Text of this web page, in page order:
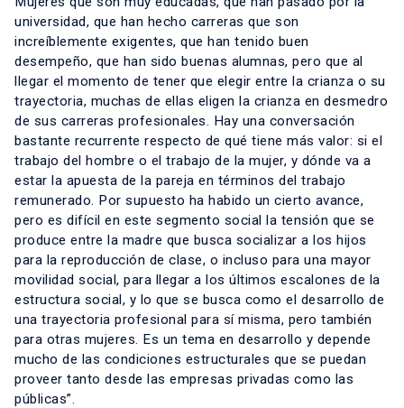
universidad, que han hecho carreras que son
increíblemente exigentes, que han tenido buen
desempeño, que han sido buenas alumnas, pero que al
llegar el momento de tener que elegir entre la crianza o su
trayectoria, muchas de ellas eligen la crianza en desmedro
de sus carreras profesionales. Hay una conversación
bastante recurrente respecto de qué tiene más valor: si el
trabajo del hombre o el trabajo de la mujer, y dónde va a
estar la apuesta de la pareja en términos del trabajo
remunerado. Por supuesto ha habido un cierto avance,
pero es difícil en este segmento social la tensión que se
produce entre la madre que busca socializar a los hijos
para la reproducción de clase, o incluso para una mayor
movilidad social, para llegar a los últimos escalones de la
estructura social, y lo que se busca como el desarrollo de
una trayectoria profesional para sí misma, pero también
para otras mujeres. Es un tema en desarrollo y depende
mucho de las condiciones estructurales que se puedan
proveer tanto desde las empresas privadas como las
públicas”.